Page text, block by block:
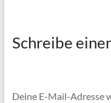
Schreibe
Deine E-Mail-Adresse